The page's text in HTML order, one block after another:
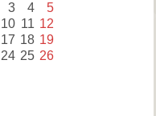
3 4 5
10 11 12
17 18 19
24 25 26